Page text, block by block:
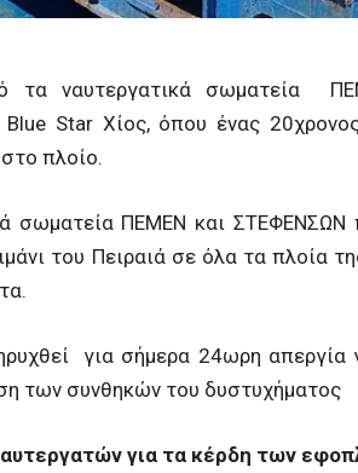
τα ναυτεργατικά σωματεία
Blue Star Χίος, όπου ένας
πλοίο.
σωματεία ΠΕΜΕΝ και
του Πειραιά σε όλα τα πλοία
για σήμερα 24ωρη απεργία
των συνθηκών του δυστυχήματος
για τα κέρδη των